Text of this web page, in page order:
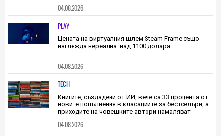
04.08.2026
PLAY
Цената на виртуалния шлем Steam Frame също
изглежда нереална: над 1100 долара
04.08.2026
TECH
Книгите, създадени от ИИ, вече са 33 процента от
новите попълнения в класациите за бестселъри, а
приходите на човешките автори намаляват
04.08.2026